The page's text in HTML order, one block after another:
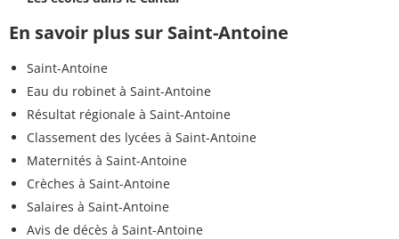
En savoir plus sur Saint-Antoine
Saint-Antoine
Eau du robinet à Saint-Antoine
Résultat régionale à Saint-Antoine
Classement des lycées à Saint-Antoine
Maternités à Saint-Antoine
Crèches à Saint-Antoine
Salaires à Saint-Antoine
Avis de décès à Saint-Antoine